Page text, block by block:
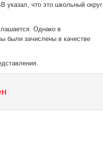
указал, что это школьный округ
Однако в
были зачислены в качестве